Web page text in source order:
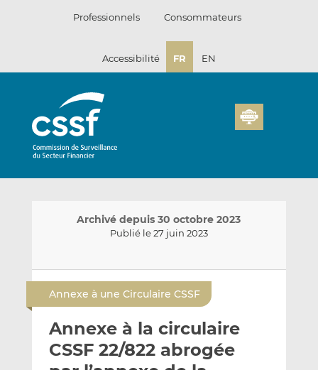
Professionnels Consommateurs
Accessibilité FR EN
Archivé depuis 30 octobre 2023
Publié le 27 juin 2023
n
v
o
y
e
r
a
r
t
a
g
e
a
r
t
a
g
e
Annexe à une Circulaire CSSF
Annexe à la circulaire
CSSF 22/822 abrogée